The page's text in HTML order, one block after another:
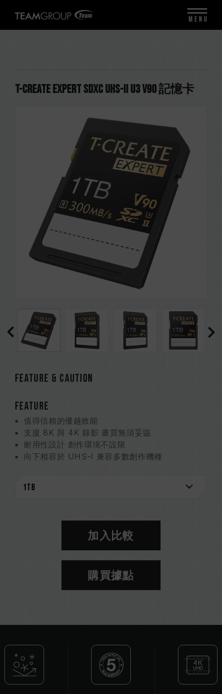
T-CREATE EXPERT SDXC UHS-II U3 V90 記憶卡
FEATURE & CAUTION
FEATURE
值得信賴的優越效能
支援 8K 與 4K 錄影 畫質無須妥協
耐用性設計 創作環境不設限
向下相容於 UHS-I 兼容多數創作機種
加入比較
購買據點
MENU